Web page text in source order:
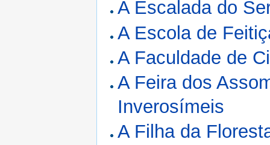
A Escalada do
A Escola de
A Faculdade de
A Feira dos
Inverosímeis
A Filha da